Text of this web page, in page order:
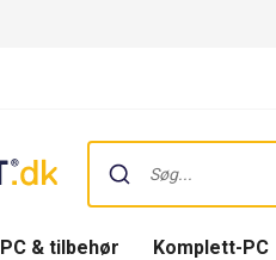
PC & tilbehør Komplett-PC